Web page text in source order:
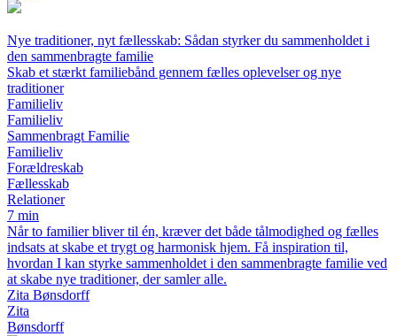
Nye traditioner, nyt fællesskab: Sådan styrker du sammenholdet i
den sammenbragte familie
Skab et stærkt familiebånd gennem fælles oplevelser og nye
traditioner
Familieliv
Familieliv
Sammenbragt Familie
Familieliv
Forældreskab
Fællesskab
Relationer
7 min
Når to familier bliver til én, kræver det både tålmodighed og fælles
indsats at skabe et trygt og harmonisk hjem. Få inspiration til,
hvordan I kan styrke sammenholdet i den sammenbragte familie ved
at skabe nye traditioner, der samler alle.
Zita Bønsdorff
Zita
Bønsdorff